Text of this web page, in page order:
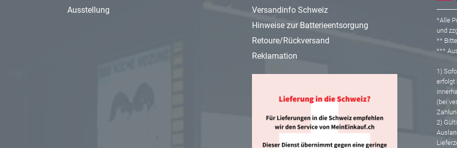
Ausstellung
Versandinfo Schweiz
Hinweise zur Batterieentsorgung
Retoure/Rückversand
Reklamation
*Alle
und
**
***
1)
erfolgt
(bei
2)